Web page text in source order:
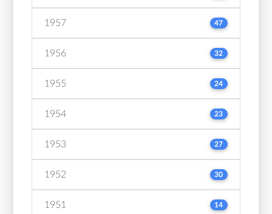
1957 47
1956 32
1955 24
1954 23
1953 27
1952 30
1951 14